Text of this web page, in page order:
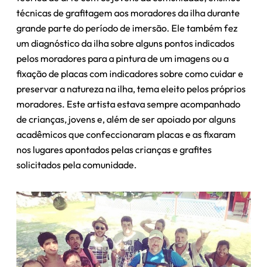
técnicas de grafitagem aos moradores da ilha durante
grande parte do período de imersão. Ele também fez
um diagnóstico da ilha sobre alguns pontos indicados
pelos moradores para a pintura de um imagens ou a
fixação de placas com indicadores sobre como cuidar e
preservar a natureza na ilha, tema eleito pelos próprios
moradores. Este artista estava sempre acompanhado
de crianças, jovens e, além de ser apoiado por alguns
acadêmicos que confeccionaram placas e as fixaram
nos lugares apontados pelas crianças e grafites
solicitados pela comunidade.